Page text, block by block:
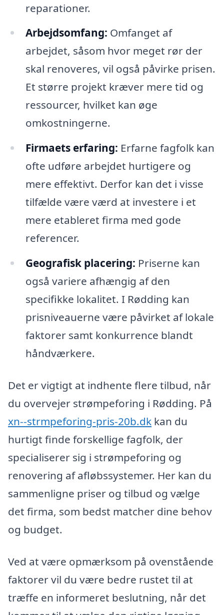
reparationer.
Arbejdsomfang: Omfanget af
arbejdet, såsom hvor meget rør der
skal renoveres, vil også påvirke prisen.
Et større projekt kræver mere tid og
ressourcer, hvilket kan øge
omkostningerne.
Firmaets erfaring: Erfarne fagfolk kan
ofte udføre arbejdet hurtigere og
mere effektivt. Derfor kan det i visse
tilfælde være værd at investere i et
mere etableret firma med gode
referencer.
Geografisk placering: Priserne kan
også variere afhængig af den
specifikke lokalitet. I Rødding kan
prisniveauerne være påvirket af lokale
faktorer samt konkurrence blandt
håndværkere.
Det er vigtigt at indhente flere tilbud, når
du overvejer strømpeforing i Rødding. På
xn--strmpeforing-pris-20b.dk kan du
hurtigt finde forskellige fagfolk, der
specialiserer sig i strømpeforing og
renovering af afløbssystemer. Her kan du
sammenligne priser og tilbud og vælge
det firma, som bedst matcher dine behov
og budget.
Ved at være opmærksom på ovenstående
faktorer vil du være bedre rustet til at
træffe en informeret beslutning, når det